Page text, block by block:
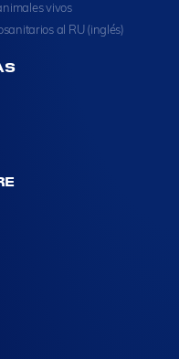
vivos
al RU (inglés)